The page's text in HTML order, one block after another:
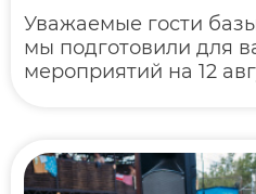
Уважаемые гости
мы подготовили для
мероприятий на 12